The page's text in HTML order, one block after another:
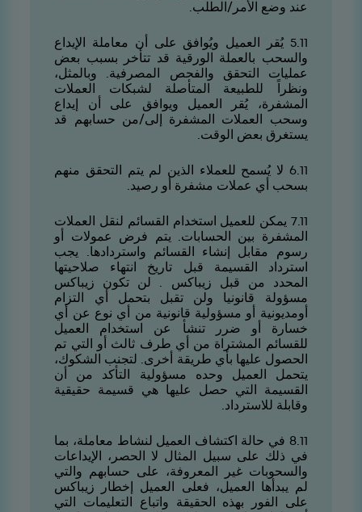
عند وضع الأمر/الطلب.
11.5 يُقر العميل ويُوافق على أن معاملة الإيداع
والسحب بالعملة الورقية قد تتأخر بسبب بعض
عمليات التحقق والفحص المصرفية. وبالمثل،
ونظراً للطبيعة المتأصلة لشبكات العملات
المشفرة، يُقر العميل ويوافق على أن إيداع
وسحب العملات المشفرة إلى/من حسابهم قد
يستغرق بعض الوقت.
11.6 لا يُسمح للعملاء الذين لم يتم التحقق منهم
بسحب أي عملات مشفرة أو رصيد.
11.7 يمكن للعميل استخدام القسائم لنقل العملات
المشفرة بين الحسابات. يتم فرض عمولات أو
رسوم مقابل إنشاء القسائم واستردادها. يجب
استرداد القسيمة قبل تاريخ انتهاء صلاحيتها
المحدد من قبل زيباكس . لن تكون زيباكس
مسؤولة قانونيا ولن تقبل بتحمل أي التزام
أومديونية أو مسؤولية قانونية من أي نوع عن أي
خسارة أو ضرر تنشأ عن استخدام العميل
للقسائم المشتراة من أي طرف ثالث أو التي تم
الحصول عليها بأي طريقة أخرى. لتجنب الشكوك،
يتحمل العميل وحده مسؤولية التأكد من أن
القسيمة التي حصل عليها هي قسيمة حقيقية
وقابلة للاسترداد.
11.8 في حالة اكتشاف العميل لنشاط معاملة، بما
في ذلك على سبيل المثال لا الحصر، الإيداعات
والسحوبات غير المعروفة، على حسابهم والتي
لم يبدأها العميل، فعلى العميل إخطار زيباكس
على الفور بهذه الحقيقة واتباع التعليمات التي